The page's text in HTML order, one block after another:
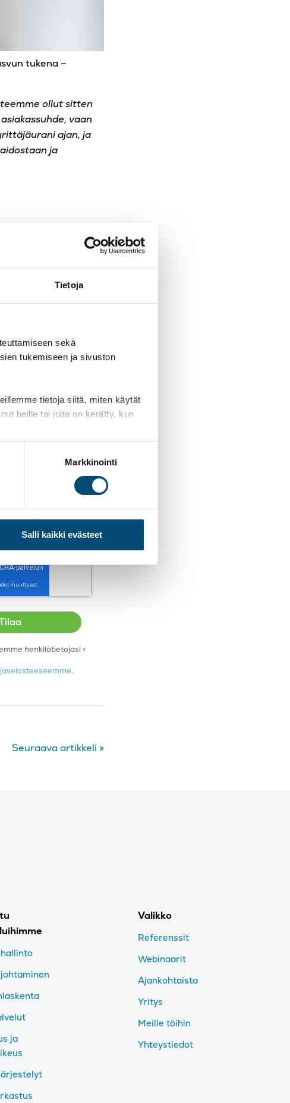
Tietoja
sekä
tukemiseen ja sivuston
tietoja siitä, miten käytät
heille tai joita on kerätty, kun
Markkinointi
Salli kaikki evästeet
tukena –
ollut sitten
vaan
ajan, ja
ja
henkilötietojasi >
.
Seuraava artikkeli »
ja
Valikko
Referenssit
Webinaarit
Ajankohtaista
Yritys
Meille töihin
Yhteystiedot